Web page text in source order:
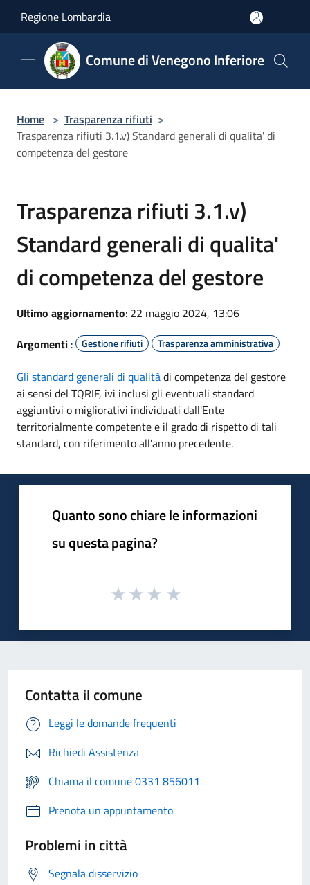
Regione Lombardia
Comune di Venegono Inferiore
Home > Trasparenza rifiuti >
Trasparenza rifiuti 3.1.v) Standard generali di qualita' di
competenza del gestore
Trasparenza rifiuti 3.1.v)
Standard generali di qualita'
di competenza del gestore
Ultimo aggiornamento: 22 maggio 2024, 13:06
Argomenti : Gestione rifiuti Trasparenza amministrativa
Gli standard generali di qualitàdi competenza del gestore
ai sensi del TQRIF, ivi inclusi gli eventuali standard
aggiuntivi o migliorativi individuati dall'Ente
territorialmente competente e il grado di rispetto di tali
standard, con riferimento all'anno precedente.
Quanto sono chiare le informazioni
su questa pagina?
Contatta il comune
Leggi le domande frequenti
Richiedi Assistenza
Chiama il comune 0331 856011
Prenota un appuntamento
Problemi in città
Segnala disservizio